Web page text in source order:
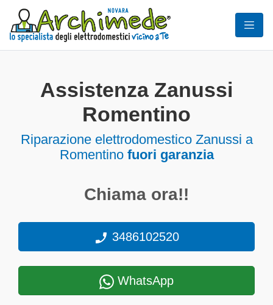
Assistenza Zanussi
Romentino
Riparazione elettrodomestico Zanussi a
Romentino fuori garanzia
Chiama ora!!
3486102520
WhatsApp